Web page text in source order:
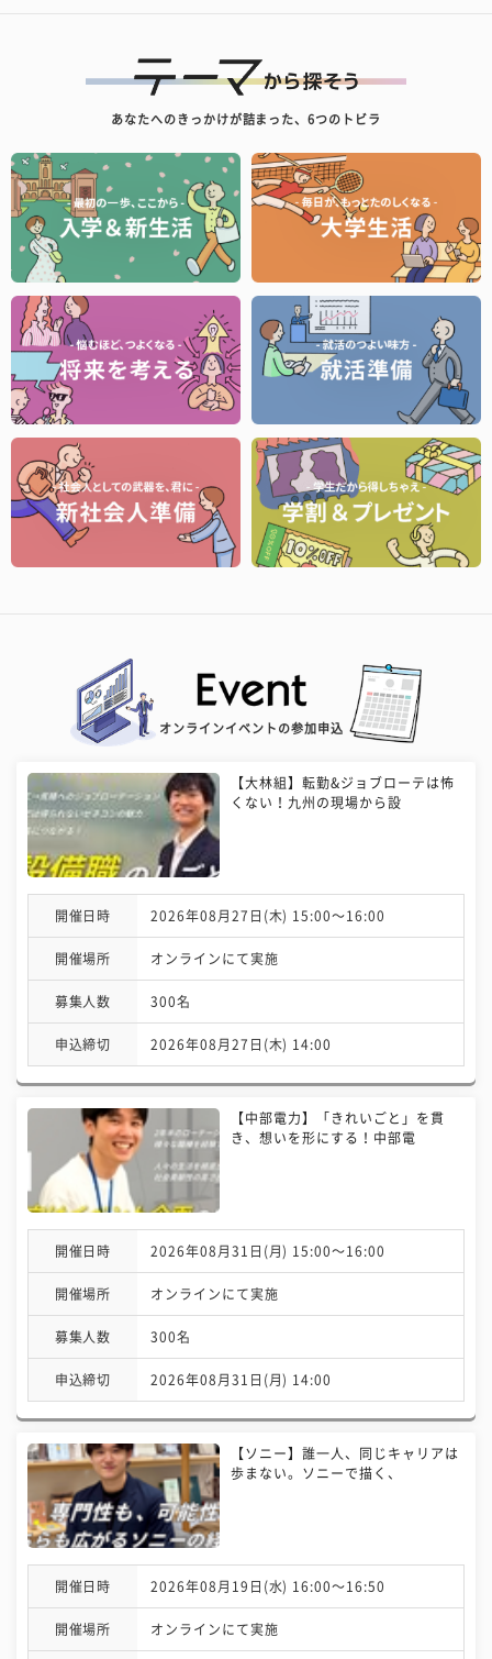
あなたへのきっかけが詰まった、6つのトビラ
オンラインイベントの参加申込
【大林組】転勤&ジョブローテは怖
くない！九州の現場から設
開催日時 2026年08月27日(木) 15:00〜16:00
開催場所 オンラインにて実施
募集人数 300名
申込締切 2026年08月27日(木) 14:00
【中部電力】「きれいごと」を貫
き、想いを形にする！中部電
開催日時 2026年08月31日(月) 15:00〜16:00
開催場所 オンラインにて実施
募集人数 300名
申込締切 2026年08月31日(月) 14:00
【ソニー】誰一人、同じキャリアは
歩まない。ソニーで描く、
開催日時 2026年08月19日(水) 16:00〜16:50
開催場所 オンラインにて実施